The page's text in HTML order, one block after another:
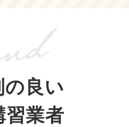
良い
習業者